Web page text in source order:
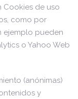
Cookies de uso
como por
ejemplo pueden
o Yahoo Web
(anónimas)
y